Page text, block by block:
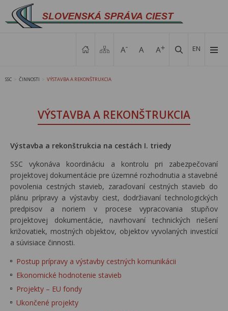
EN
SSC ČINNOSTI VÝSTAVBA A REKONŠTRUKCIA
VÝSTAVBA A REKONŠTRUKCIA
Výstavba a rekonštrukcia na cestách I. triedy
SSC vykonáva koordináciu a kontrolu pri zabezpečovaní
projektovej dokumentácie pre územné rozhodnutia a stavebné
povolenia cestných stavieb, zaraďovaní cestných stavieb do
plánu prípravy a výstavby ciest, dodržiavaní technologických
predpisov a noriem v procese vypracovania stupňov
projektovej dokumentácie, navrhovaní technických riešení
križovatiek, mostných objektov, objektov vyvolaných investícií
a súvisiace činnosti.
Postup prípravy a výstavby cestných komunikácii
Ekonomické hodnotenie stavieb
Projekty – EU fondy
Ukončené projekty